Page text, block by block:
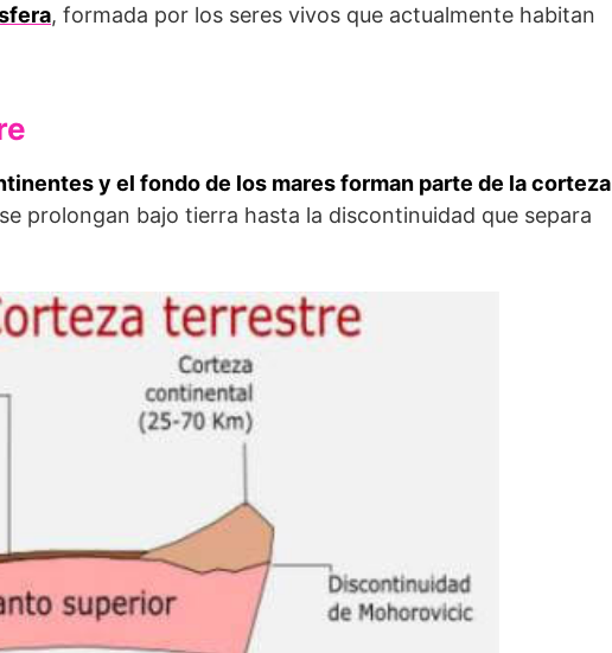
, formada por los seres vivos que actualmente habitan
y el fondo de los mares forman parte de la corteza
prolongan bajo tierra hasta la discontinuidad que separa